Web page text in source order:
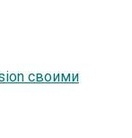
своими